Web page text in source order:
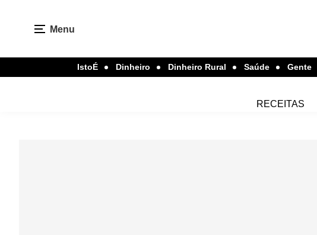
Menu
IstoÉ Dinheiro Dinheiro Rural Saúde Gente
RECEITAS